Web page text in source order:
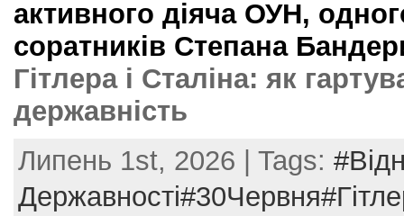
активного діяча ОУН,
соратників Степана
Гітлера і Сталіна: як
державність
Липень 1st, 2026 | Tags: